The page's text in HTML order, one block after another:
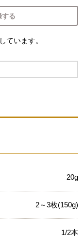
する
ています。
20g
2～3枚(150g)
1/2本